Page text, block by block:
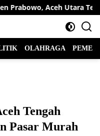
Aceh Utara
OLAHRAGA
Tengah
Pasar Murah